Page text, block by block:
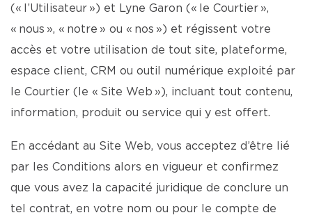
(« l’Utilisateur ») et Lyne Garon (« le Courtier »,
« nous », « notre » ou « nos ») et régissent votre
accès et votre utilisation de tout site, plateforme,
espace client, CRM ou outil numérique exploité par
le Courtier (le « Site Web »), incluant tout contenu,
information, produit ou service qui y est offert.
En accédant au Site Web, vous acceptez d’être lié
par les Conditions alors en vigueur et confirmez
que vous avez la capacité juridique de conclure un
tel contrat, en votre nom ou pour le compte de